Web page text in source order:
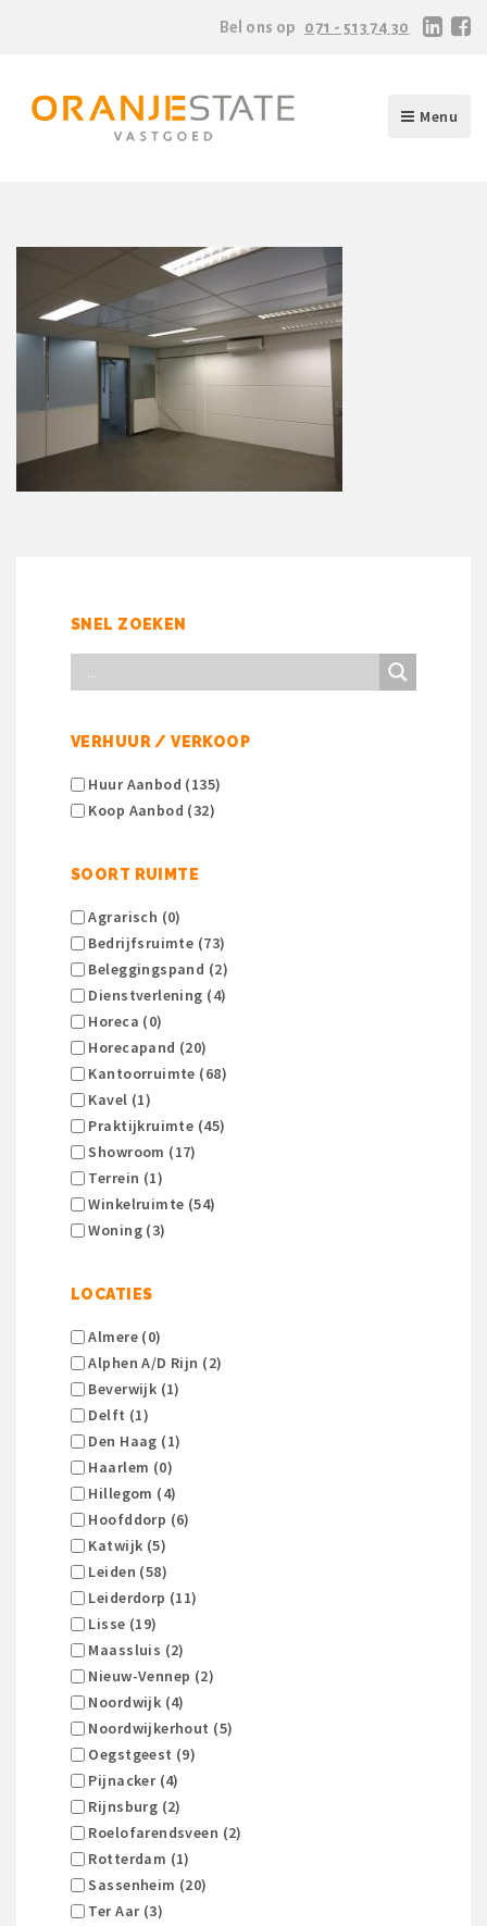
Bel ons op 071 - 513 74 30
Menu
SNEL ZOEKEN
VERHUUR / VERKOOP
Huur Aanbod (135)
Koop Aanbod (32)
SOORT RUIMTE
Agrarisch (0)
Bedrijfsruimte (73)
Beleggingspand (2)
Dienstverlening (4)
Horeca (0)
Horecapand (20)
Kantoorruimte (68)
Kavel (1)
Praktijkruimte (45)
Showroom (17)
Terrein (1)
Winkelruimte (54)
Woning (3)
LOCATIES
Almere (0)
Alphen A/d Rijn (2)
Beverwijk (1)
Delft (1)
Den Haag (1)
Haarlem (0)
Hillegom (4)
Hoofddorp (6)
Katwijk (5)
Leiden (58)
Leiderdorp (11)
Lisse (19)
Maassluis (2)
Nieuw-Vennep (2)
Noordwijk (4)
Noordwijkerhout (5)
Oegstgeest (9)
Pijnacker (4)
Rijnsburg (2)
Roelofarendsveen (2)
Rotterdam (1)
Sassenheim (20)
Ter Aar (3)